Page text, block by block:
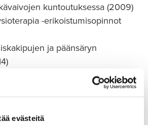
evästeitä
kuntoutuksessa (2009)
-erikoistumisopinnot
ja päänsäryn
Stecco I ja II (2017)
tutkimisen ja hoidon
Stecco III (2018)